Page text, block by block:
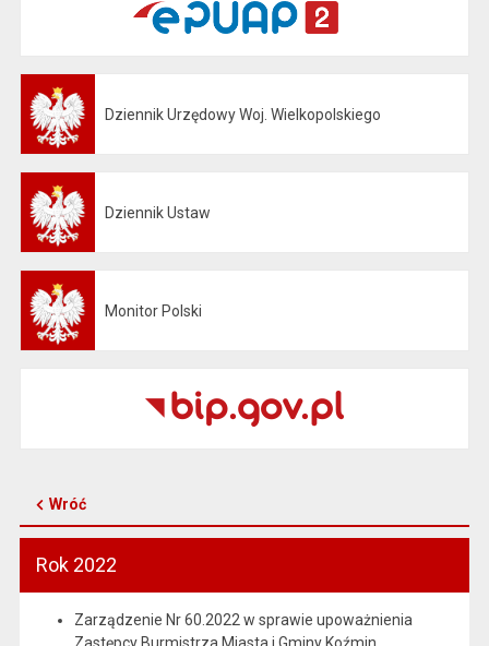
Dziennik Urzędowy Woj. Wielkopolskiego
Dziennik Ustaw
Monitor Polski
Wróć
Rok 2022
Zarządzenie Nr 60.2022 w sprawie upoważnienia